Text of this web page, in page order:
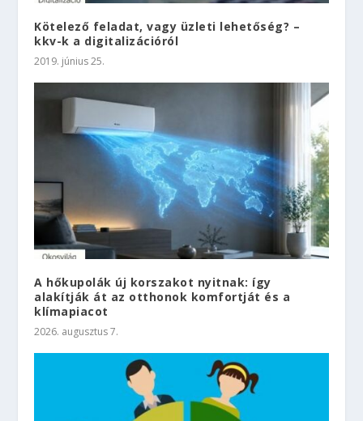
Kötelező feladat, vagy üzleti lehetőség? –
kkv-k a digitalizációról
2019. június 25.
A hőkupolák új korszakot nyitnak: így
alakítják át az otthonok komfortját és a
klímapiacot
2026. augusztus 7.